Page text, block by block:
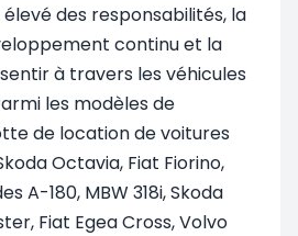
élevé des responsabilités, la
continu et la
à travers les véhicules
les modèles de
de location de voitures
Octavia, Fiat Fiorino,
A-180, MBW 318i, Skoda
Fiat Egea Cross, Volvo